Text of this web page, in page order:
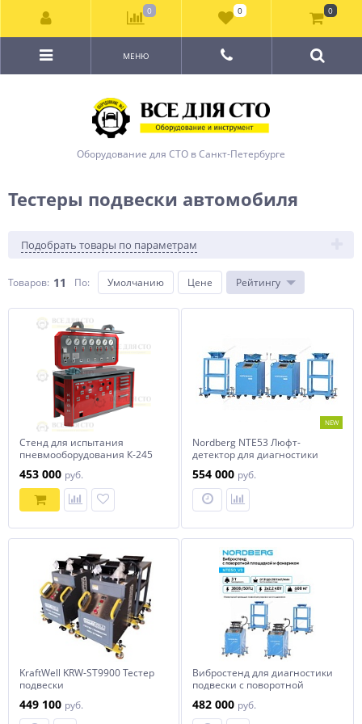
Оборудование для СТО в Санкт-Петербурге
МЕНЮ
Тестеры подвески автомобиля
Подобрать товары по параметрам
Товаров: 11 По: Умолчанию Цене Рейтингу
Стенд для испытания
пневмооборудования К-245
453 000 руб.
NEW
Nordberg NTE53 Люфт-
детектор для диагностики
площадкой и дисплеем
554 000 руб.
KraftWell KRW-ST9900 Тестер
подвески
449 100 руб.
Вибростенд для диагностики
подвески с поворотной
482 000 руб.
0 0 0